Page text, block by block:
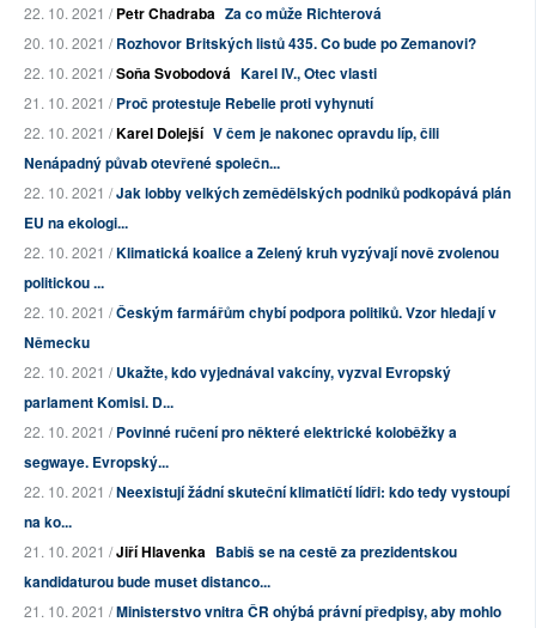
22. 10. 2021 /Petr Chadraba Za co může Richterová
20. 10. 2021 /Rozhovor Britských listů 435. Co bude po Zemanovi?
22. 10. 2021 /Soňa Svobodová Karel IV., Otec vlasti
21. 10. 2021 /Proč protestuje Rebelie proti vyhynutí
22. 10. 2021 /Karel Dolejší V čem je nakonec opravdu líp, čili
Nenápadný půvab otevřené společn...
22. 10. 2021 /Jak lobby velkých zemědělských podniků podkopává plán
EU na ekologi...
22. 10. 2021 /Klimatická koalice a Zelený kruh vyzývají nově zvolenou
politickou ...
22. 10. 2021 /Českým farmářům chybí podpora politiků. Vzor hledají v
Německu
22. 10. 2021 /Ukažte, kdo vyjednával vakcíny, vyzval Evropský
parlament Komisi. D...
22. 10. 2021 /Povinné ručení pro některé elektrické koloběžky a
segwaye. Evropský...
22. 10. 2021 /Neexistují žádní skuteční klimatičtí lídři: kdo tedy vystoupí
na ko...
21. 10. 2021 /Jiří Hlavenka Babiš se na cestě za prezidentskou
kandidaturou bude muset distanco...
21. 10. 2021 /Ministerstvo vnitra ČR ohýbá právní předpisy, aby mohlo